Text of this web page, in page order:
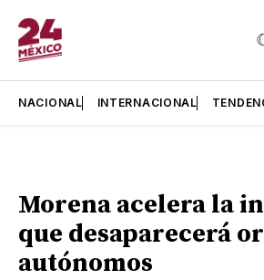
NACIONAL INTERNACIONAL
Morena acelera la
que desaparecerá
autónomos